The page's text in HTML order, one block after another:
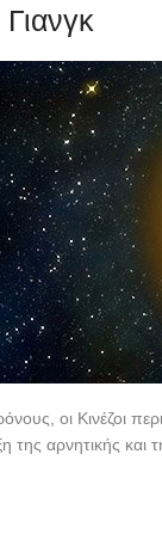
Γιανγκ
οι Κινέζοι
αρνητικής και